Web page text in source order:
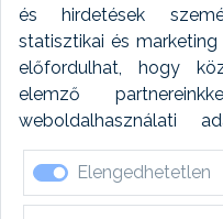
és hirdetések
statisztikai és
előfordulhat, hogy
elemző
weboldalhasználati
forrásokból gyűjtött
elfogadásával
ezen adatokat 6 hónap
Elengedhetetlen